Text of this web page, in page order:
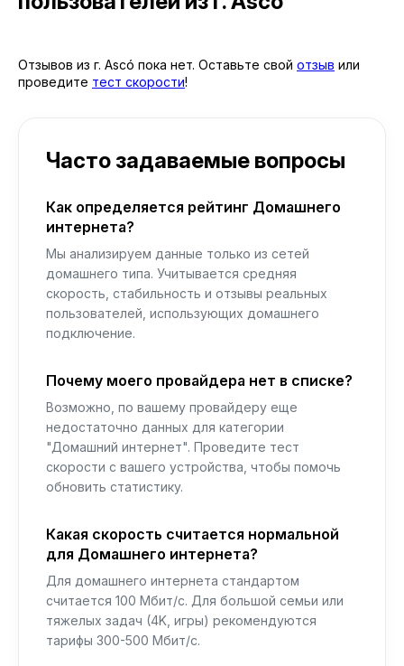
Отзывов из г. Ascó пока нет. Оставьте свой отзыв или
проведите тест скорости!
Часто задаваемые вопросы
Как определяется рейтинг Домашнего
интернета?
Мы анализируем данные только из сетей
домашнего типа. Учитывается средняя
скорость, стабильность и отзывы реальных
пользователей, использующих домашнего
подключение.
Почему моего провайдера нет в списке?
Возможно, по вашему провайдеру еще
недостаточно данных для категории
"Домашний интернет". Проведите тест
скорости с вашего устройства, чтобы помочь
обновить статистику.
Какая скорость считается нормальной
для Домашнего интернета?
Для домашнего интернета стандартом
считается 100 Мбит/с. Для большой семьи или
тяжелых задач (4K, игры) рекомендуются
тарифы 300-500 Мбит/с.